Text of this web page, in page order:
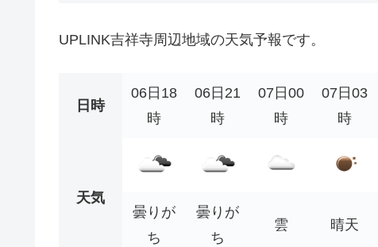
UPLINK吉祥寺周辺地域の天気予報です。
日時
06日18
時
06日21
時
07日00
時
07日03
時
天気
曇りが
ち
曇りが
ち
雲 晴天